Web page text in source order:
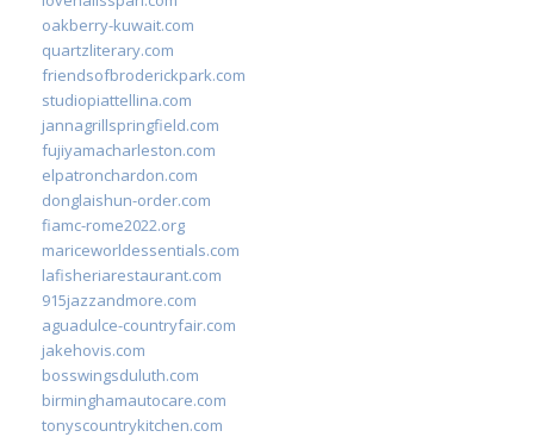
oakberry-kuwait.com
quartzliterary.com
friendsofbroderickpark.com
studiopiattellina.com
jannagrillspringfield.com
fujiyamacharleston.com
elpatronchardon.com
donglaishun-order.com
fiamc-rome2022.org
mariceworldessentials.com
lafisheriarestaurant.com
915jazzandmore.com
aguadulce-countryfair.com
jakehovis.com
bosswingsduluth.com
birminghamautocare.com
tonyscountrykitchen.com